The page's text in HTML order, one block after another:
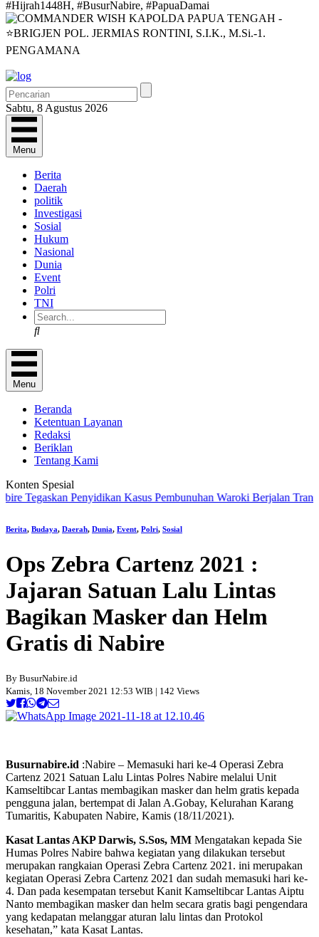
Sabtu, 8 Agustus 2026
Menu
Berita
Daerah
politik
Investigasi
Sosial
Hukum
Nasional
Dunia
Event
Polri
TNI
Search
Menu
Beranda
Ketentuan Layanan
Redaksi
Beriklan
Tentang Kami
Konten Spesial
Penyidikan Kasus Pembunuhan Waroki Berjalan
Berita, Budaya, Daerah, Dunia, Event, Polri, Sosial
Ops Zebra Cartenz 2021 :
Jajaran Satuan Lalu Lintas
Bagikan Masker dan Helm
Gratis di Nabire
By BusurNabire.id
Kamis, 18 November 2021 12:53 WIB | 142 Views
Busurnabire.id :Nabire – Memasuki hari ke-4 Operasi Zebra
Cartenz 2021 Satuan Lalu Lintas Polres Nabire melalui Unit
Kamseltibcar Lantas membagikan masker dan helm gratis kepada
pengguna jalan, bertempat di Jalan A.Gobay, Kelurahan Karang
Tumaritis, Kabupaten Nabire, Kamis (18/11/2021).
Kasat Lantas AKP Darwis, S.Sos, MM Mengatakan kepada Sie
Humas Polres Nabire bahwa kegiatan yang dilakukan tersebut
merupakan rangkaian Operasi Zebra Cartenz 2021. ini merupakan
kegiatan Operasi Zebra Cartenz 2021 dan sudah memasuki hari ke-
4. Dan pada kesempatan tersebut Kanit Kamseltibcar Lantas Aiptu
Nanto membagikan masker dan helm secara gratis bagi pengendara
yang kedapatan melanggar aturan lalu lintas dan Protokol
kesehatan,” kata Kasat Lantas.